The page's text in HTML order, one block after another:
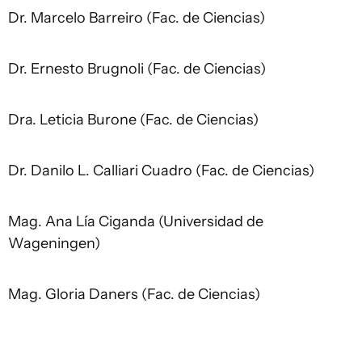
Dr. Marcelo Barreiro (Fac. de Ciencias)
Dr. Ernesto Brugnoli (Fac. de Ciencias)
Dra. Leticia Burone (Fac. de Ciencias)
Dr. Danilo L. Calliari Cuadro (Fac. de Ciencias)
Mag. Ana Lía Ciganda (Universidad de
Wageningen)
Mag. Gloria Daners (Fac. de Ciencias)